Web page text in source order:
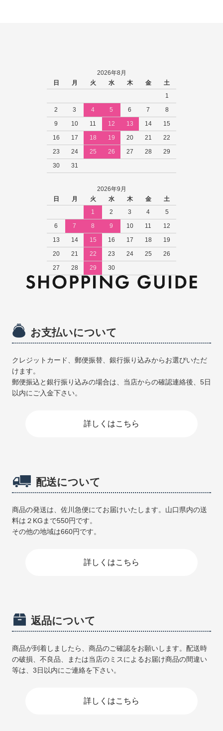
2026年8月
日
月 火 水 木 金
土
1
2
3 4 5 6 7
8
9
10 11 12 13 14
15
16
17 18 19 20 21
22
23
24 25 26 27 28
29
30
31
2026年9月
日
月 火 水 木 金
土
1
2 3 4
5
6
7 8 9 10 11
12
13
14 15 16 17 18
19
20
21 22 23 24 25
26
27
28 29 30
お支払いについて
クレジットカード、郵便振替、銀行振り込みからお選びいただ
けます。
郵便振込と銀行振り込みの場合は、当店からの確認連絡後、5日
以内にご入金下さい。
詳しくはこちら
配送について
商品の発送は、佐川急便にてお届けいたします。山口県内の送
料は２KGまで550円です。
その他の地域は660円です。
詳しくはこちら
返品について
商品が到着しましたら、商品のご確認をお願いします。配送時
の破損、不良品、または当店のミスによるお届け商品の間違い
等は、3日以内にご連絡を下さい。
詳しくはこちら